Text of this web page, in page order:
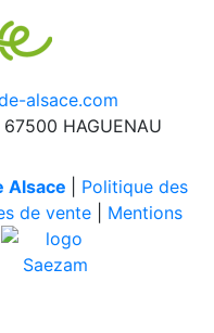
alsace.com
HAGUENAU
Alsace
Politique des
de vente| Mentions